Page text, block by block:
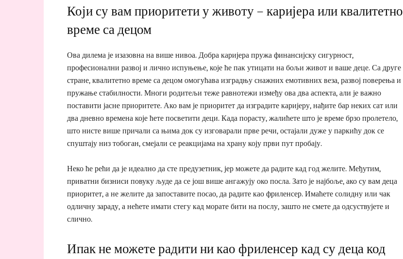
Који су вам приоритети у животу – каријера или квалитетно
време са децом
Ова дилема је изазовна на више нивоа. Добра каријера пружа финансијску сигурност,
професионални развој и лично испуњење, које ће пак утицати на бољи живот и ваше деце. Са друге
стране, квалитетно време са децом омогућава изградњу снажних емотивних веза, развој поверења и
пружање стабилности. Многи родитељи теже равнотежи између ова два аспекта, али је важно
поставити јасне приоритете. Ако вам је приоритет да изградите каријеру, нађите бар неких сат или
два дневно времена које ћете посветити деци. Када порасту, жалићете што је време брзо пролетело,
што нисте више причали са њима док су изговарали прве речи, остајали дуже у паркићу док се
спуштају низ тобоган, смејали се реакцијама на храну коју први пут пробају.
Неко ће рећи да је идеално да сте предузетник, јер можете да радите кад год желите. Међутим,
приватни бизниси повуку људе да се још више ангажују око посла. Зато је најбоље, ако су вам деца
приоритет, а не желите да запоставите посао, да радите као фриленсер. Имаћете солидну или чак
одличну зараду, а нећете имати стегу кад морате бити на послу, зашто не смете да одсуствујете и
слично.
Ипак не можете радити ни као фриленсер кад су деца код